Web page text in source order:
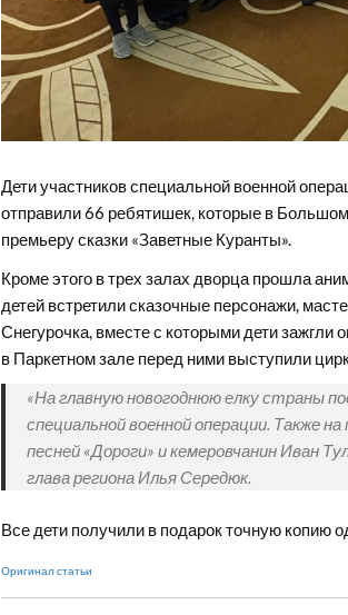
Дети участников специальной военной
отправили 66 ребятишек, которые в
премьеру сказки «Заветные Куранты».
Кроме этого в трех залах дворца прошла
детей встретили сказочные персонажи,
Снегурочка, вместе с которыми дети зажгли
в Паркетном зале перед ними выступили
«На главную новогоднюю елку страны
специальной военной операции. Также
песней «Дороги» и кемеровчанин Иван
глава региона Илья Середюк.
Все дети получили в подарок точную копию
Оригинал статьи